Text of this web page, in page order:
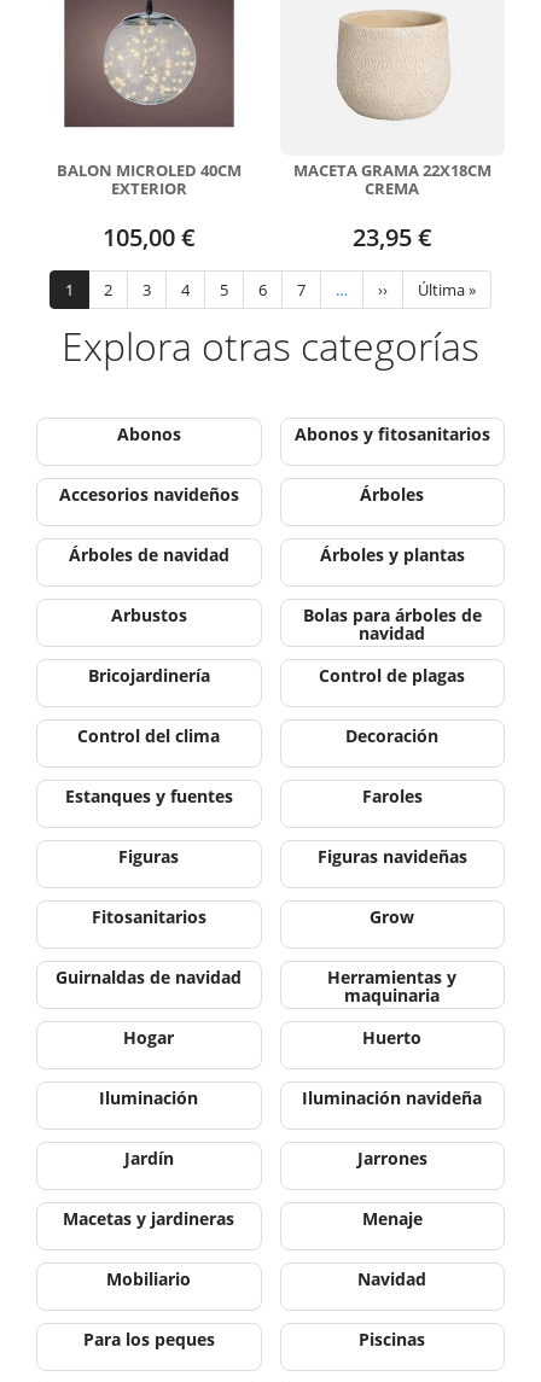
BALON MICROLED 40CM
EXTERIOR
105,00 €
MACETA GRAMA 22X18CM
CREMA
23,95 €
Paginación
Página
actual
1 Page
2 Page
3 Page
4 Page
5 Page
6 Page
7 …
Siguiente
página
››
Última
página
Última »
Explora otras categorías
Abonos Abonos y fitosanitarios
Accesorios navideños Árboles
Árboles de navidad Árboles y plantas
Arbustos Bolas para árboles de
navidad
Bricojardinería
Control de plagas
Control del clima Decoración
Estanques y fuentes Faroles
Figuras Figuras navideñas
Fitosanitarios Grow
Guirnaldas de navidad Herramientas y
maquinaria
Hogar
Huerto
Iluminación Iluminación navideña
Jardín Jarrones
Macetas y jardineras Menaje
Mobiliario Navidad
Para los peques Piscinas